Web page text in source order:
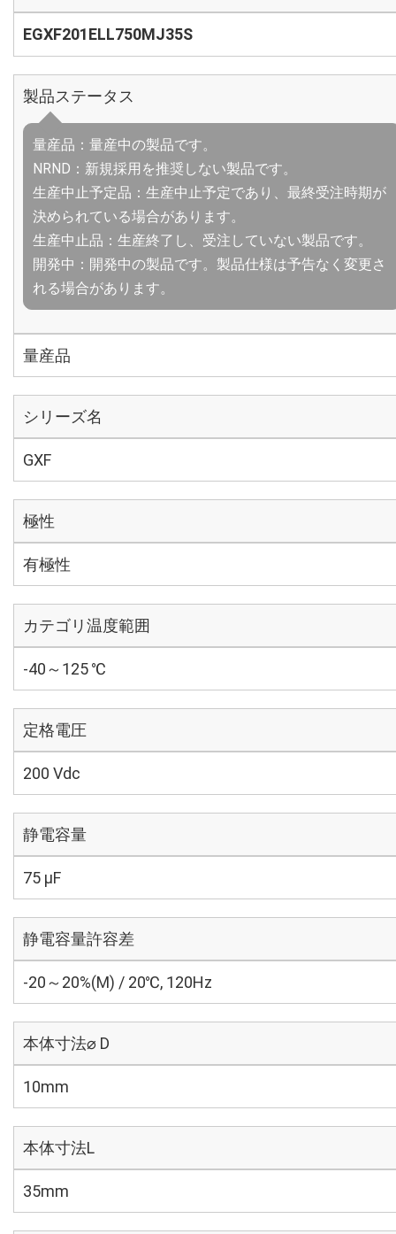
EGXF201ELL750MJ35S
製品ステータス
量産品：量産中の製品です。
NRND：新規採用を推奨しない製品です。
生産中止予定品：生産中止予定であり、最終受注時期が
決められている場合があります。
生産中止品：生産終了し、受注していない製品です。
開発中：開発中の製品です。製品仕様は予告なく変更さ
れる場合があります。
量産品
シリーズ名
GXF
極性
有極性
カテゴリ温度範囲
-40～125 ℃
定格電圧
200 Vdc
静電容量
75 µF
静電容量許容差
-20～20%(M) / 20℃, 120Hz
本体寸法⌀ D
10mm
本体寸法L
35mm